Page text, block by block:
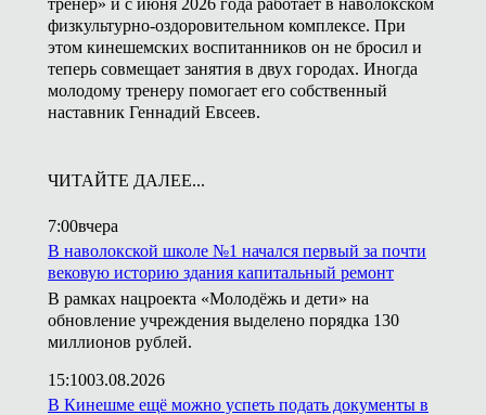
тренер» и с июня 2026 года работает в наволокском
физкультурно-оздоровительном комплексе. При
этом кинешемских воспитанников он не бросил и
теперь совмещает занятия в двух городах. Иногда
молодому тренеру помогает его собственный
наставник Геннадий Евсеев.
ЧИТАЙТЕ ДАЛЕЕ...
7:00вчера
В наволокской школе №1 начался первый за почти
вековую историю здания капитальный ремонт
В рамках нацроекта «Молодёжь и дети» на
обновление учреждения выделено порядка 130
миллионов рублей.
15:1003.08.2026
В Кинешме ещё можно успеть подать документы в